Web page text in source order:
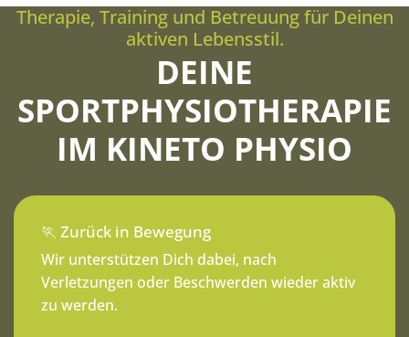
DEINE
SPORTPHYSIOTHERAPIE
IM KINETO PHYSIO
Therapie, Training und Betreuung für Deinen
aktiven Lebensstil.
🏃 Zurück in Bewegung
Wir unterstützen Dich dabei, nach
Verletzungen oder Beschwerden wieder aktiv
zu werden.